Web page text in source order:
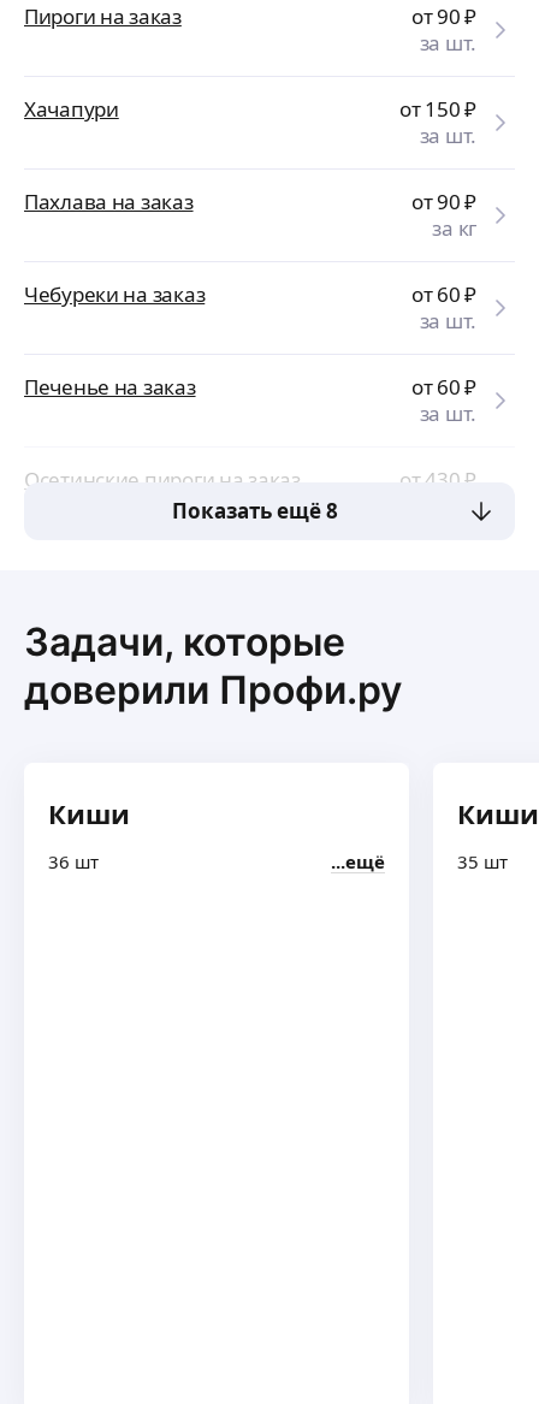
Пироги на заказ от 90₽
за шт.
Хачапури от 150₽
за шт.
Пахлава на заказ от 90₽
за кг
Чебуреки на заказ от 60₽
за шт.
Печенье на заказ от 60₽
за шт.
Осетинские пироги на заказ от 430₽
за шт.
Показать ещё 8
Задачи, которые
доверили Профи.ру
Киши
36 шт ещё
Киши
35 шт